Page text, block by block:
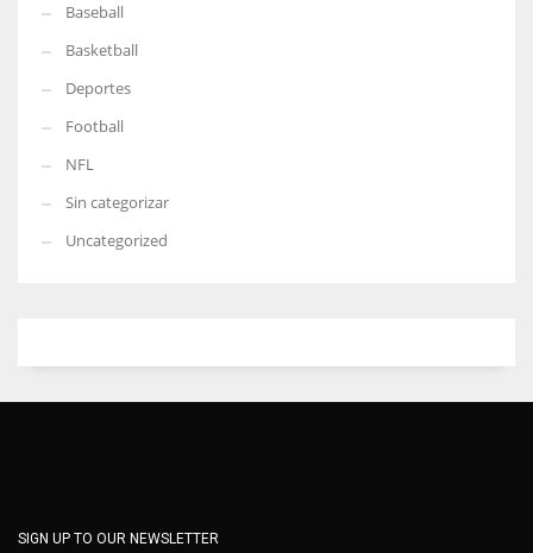
Baseball
Basketball
Deportes
Football
NFL
Sin categorizar
Uncategorized
SIGN UP TO OUR NEWSLETTER